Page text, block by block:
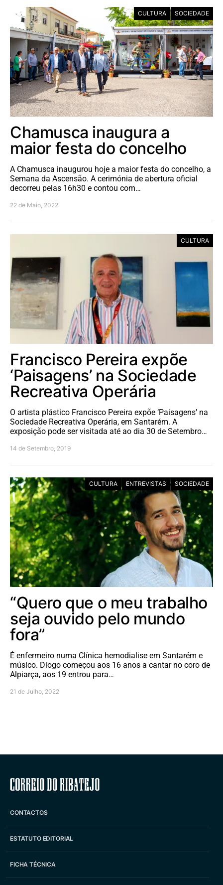
CULTURA SOCIEDADE
Chamusca inaugura a
maior festa do concelho
A Chamusca inaugurou hoje a maior festa do concelho, a
Semana da Ascensão. A cerimónia de abertura oficial
decorreu pelas 16h30 e contou com…
22 de Maio, 2022
CULTURA
Francisco Pereira expõe
‘Paisagens’ na Sociedade
Recreativa Operária
O artista plástico Francisco Pereira expõe ‘Paisagens’ na
Sociedade Recreativa Operária, em Santarém. A
exposição pode ser visitada até ao dia 30 de Setembro…
14 de Setembro, 2019
CULTURA ENTREVISTAS SOCIEDADE
“Quero que o meu trabalho
seja ouvido pelo mundo
fora”
É enfermeiro numa Clínica hemodialise em Santarém e
músico. Diogo começou aos 16 anos a cantar no coro de
Alpiarça, aos 19 entrou para…
21 de Julho, 2022
Correio do Ribatejo
CONTACTOS
ESTATUTO EDITORIAL
FICHA TÉCNICA